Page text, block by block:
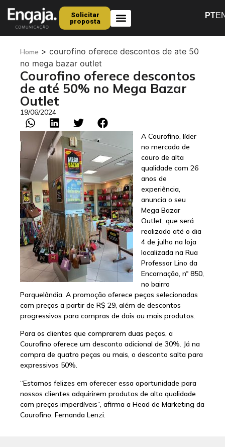
Solicitar
proposta
PT
Home >courofino oferece descontos de ate 50
no mega bazar outlet
Courofino oferece descontos
de até 50% no Mega Bazar
Outlet
19/06/2024
A Courofino, líder
no mercado de
couro de alta
qualidade com 26
anos de
experiência,
anuncia o seu
Mega Bazar
Outlet, que será
realizado até o dia
4 de julho na loja
localizada na Rua
Professor Lino da
Encarnação, nº 850,
no bairro
Parquelândia. A promoção oferece peças selecionadas
com preços a partir de R$ 29, além de descontos
progressivos para compras de dois ou mais produtos.
Para os clientes que comprarem duas peças, a
Courofino oferece um desconto adicional de 30%. Já na
compra de quatro peças ou mais, o desconto salta para
expressivos 50%.
“Estamos felizes em oferecer essa oportunidade para
nossos clientes adquirirem produtos de alta qualidade
com preços imperdíveis”, afirma a Head de Marketing da
Courofino, Fernanda Lenzi.